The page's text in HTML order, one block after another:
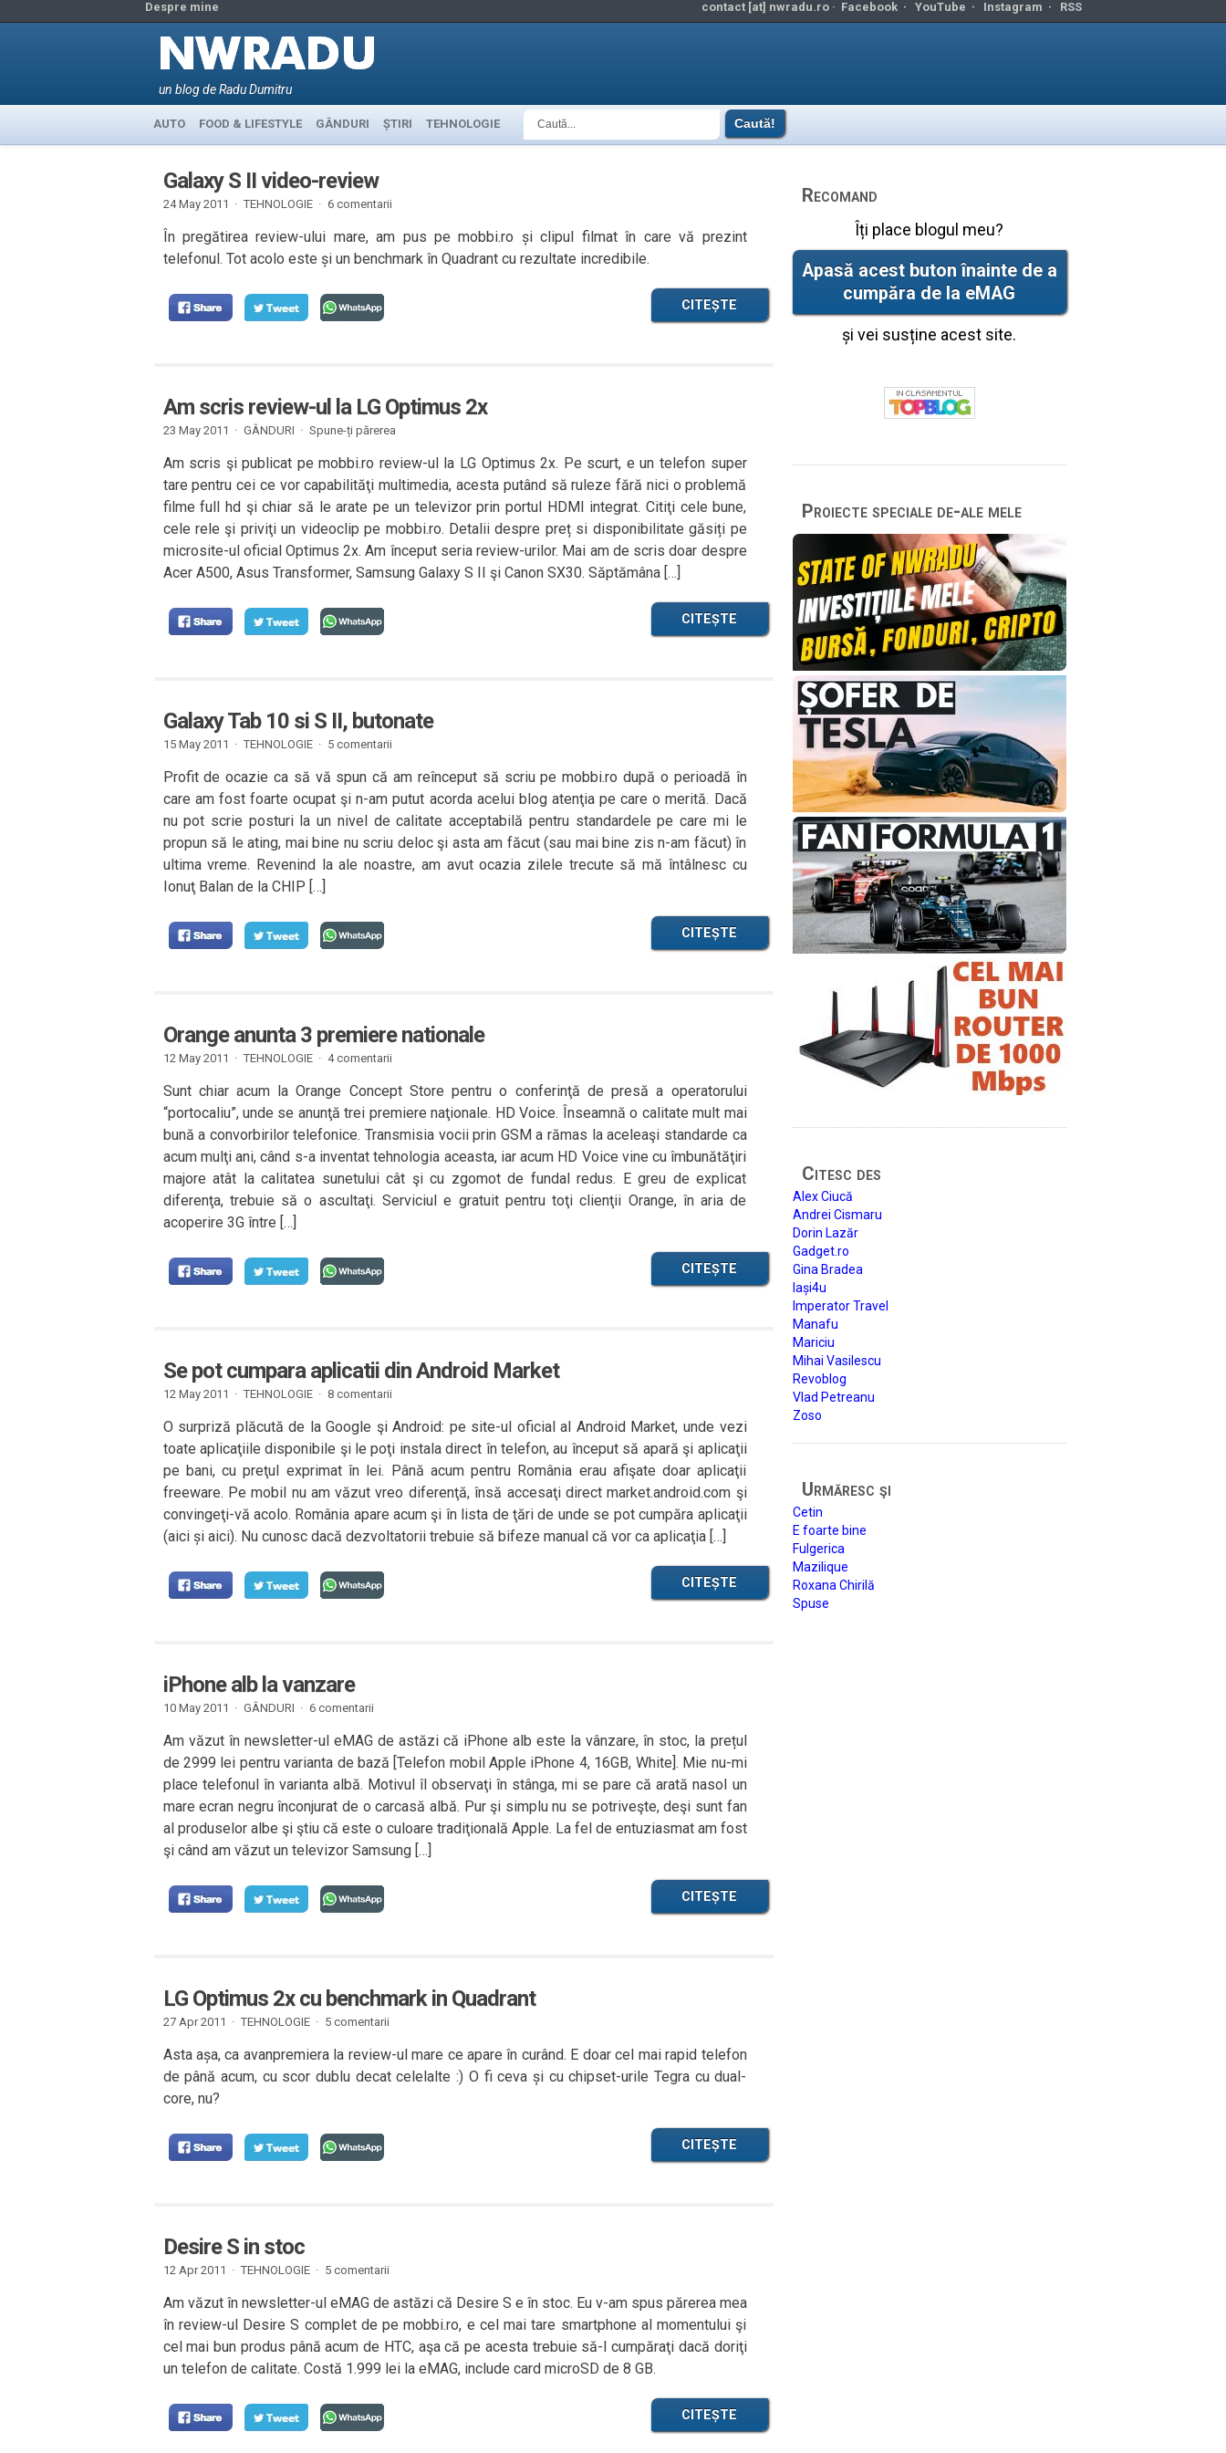
Despre mine contact [at] nwradu.ro · Facebook· YouTube · Instagram · RSS
un blog de Radu Dumitru
AUTO FOOD & LIFESTYLE GÂNDURI ȘTIRI TEHNOLOGIE
Galaxy S II video-review
24 May 2011 · TEHNOLOGIE· 6 comentarii
În pregătirea review-ului mare, am pus pe mobbi.ro și clipul filmat în care vă prezint
telefonul. Tot acolo este și un benchmark în Quadrant cu rezultate incredibile.
CITEȘTE
Am scris review-ul la LG Optimus 2x
23 May 2011 · GÂNDURI · Spune-ți părerea
Am scris şi publicat pe mobbi.ro review-ul la LG Optimus 2x. Pe scurt, e un telefon super
tare pentru cei ce vor capabilităţi multimedia, acesta putând să ruleze fără nici o problemă
filme full hd şi chiar să le arate pe un televizor prin portul HDMI integrat. Citiţi cele bune,
cele rele şi priviţi un videoclip pe mobbi.ro. Detalii despre preț si disponibilitate găsiți pe
microsite-ul oficial Optimus 2x. Am început seria review-urilor. Mai am de scris doar despre
Acer A500, Asus Transformer, Samsung Galaxy S II şi Canon SX30. Săptămâna […]
CITEȘTE
Galaxy Tab 10 si S II, butonate
15 May 2011 · TEHNOLOGIE· 5 comentarii
Profit de ocazie ca să vă spun că am reînceput să scriu pe mobbi.ro după o perioadă în
care am fost foarte ocupat şi n-am putut acorda acelui blog atenţia pe care o merită. Dacă
nu pot scrie posturi la un nivel de calitate acceptabilă pentru standardele pe care mi le
propun să le ating, mai bine nu scriu deloc şi asta am făcut (sau mai bine zis n-am făcut) în
ultima vreme. Revenind la ale noastre, am avut ocazia zilele trecute să mă întâlnesc cu
Ionuţ Balan de la CHIP […]
CITEȘTE
Orange anunta 3 premiere nationale
12 May 2011 · TEHNOLOGIE· 4 comentarii
Sunt chiar acum la Orange Concept Store pentru o conferinţă de presă a operatorului
“portocaliu”, unde se anunţă trei premiere naţionale. HD Voice. Înseamnă o calitate mult mai
bună a convorbirilor telefonice. Transmisia vocii prin GSM a rămas la aceleaşi standarde ca
acum mulţi ani, când s-a inventat tehnologia aceasta, iar acum HD Voice vine cu îmbunătăţiri
majore atât la calitatea sunetului cât şi cu zgomot de fundal redus. E greu de explicat
diferenţa, trebuie să o ascultaţi. Serviciul e gratuit pentru toţi clienţii Orange, în aria de
acoperire 3G între […]
CITEȘTE
Se pot cumpara aplicatii din Android Market
12 May 2011 · TEHNOLOGIE· 8 comentarii
O surpriză plăcută de la Google şi Android: pe site-ul oficial al Android Market, unde vezi
toate aplicaţiile disponibile şi le poţi instala direct în telefon, au început să apară şi aplicaţii
pe bani, cu preţul exprimat în lei. Până acum pentru România erau afişate doar aplicaţii
freeware. Pe mobil nu am văzut vreo diferenţă, însă accesaţi direct market.android.com şi
convingeţi-vă acolo. România apare acum şi în lista de ţări de unde se pot cumpăra aplicaţii
(aici și aici). Nu cunosc dacă dezvoltatorii trebuie să bifeze manual că vor ca aplicaţia […]
CITEȘTE
iPhone alb la vanzare
10 May 2011 · GÂNDURI · 6 comentarii
Am văzut în newsletter-ul eMAG de astăzi că iPhone alb este la vânzare, în stoc, la prețul
de 2999 lei pentru varianta de bază [Telefon mobil Apple iPhone 4, 16GB, White]. Mie nu-mi
place telefonul în varianta albă. Motivul îl observaţi în stânga, mi se pare că arată nasol un
mare ecran negru înconjurat de o carcasă albă. Pur şi simplu nu se potriveşte, deşi sunt fan
al produselor albe şi ştiu că este o culoare tradiţională Apple. La fel de entuziasmat am fost
şi când am văzut un televizor Samsung […]
CITEȘTE
LG Optimus 2x cu benchmark in Quadrant
27 Apr 2011 · TEHNOLOGIE· 5 comentarii
Asta așa, ca avanpremiera la review-ul mare ce apare în curând. E doar cel mai rapid telefon
de până acum, cu scor dublu decat celelalte :) O fi ceva și cu chipset-urile Tegra cu dual-
core, nu?
CITEȘTE
Desire S in stoc
12 Apr 2011 · TEHNOLOGIE· 5 comentarii
Am văzut în newsletter-ul eMAG de astăzi că Desire S e în stoc. Eu v-am spus părerea mea
în review-ul Desire S complet de pe mobbi.ro, e cel mai tare smartphone al momentului şi
cel mai bun produs până acum de HTC, aşa că pe acesta trebuie să-l cumpăraţi dacă doriţi
un telefon de calitate. Costă 1.999 lei la eMAG, include card microSD de 8 GB.
CITEȘTE
Recomand
Îți place blogul meu?
Apasă acest buton înainte de a
cumpăra de la eMAG
și vei susține acest site.
Proiecte speciale de-ale mele
Citesc des
Alex Ciucă
Andrei Cismaru
Dorin Lazăr
Gadget.ro
Gina Bradea
Iași4u
Imperator Travel
Manafu
Mariciu
Mihai Vasilescu
Revoblog
Vlad Petreanu
Zoso
Urmăresc şi
Cetin
E foarte bine
Fulgerica
Mazilique
Roxana Chirilă
Spuse